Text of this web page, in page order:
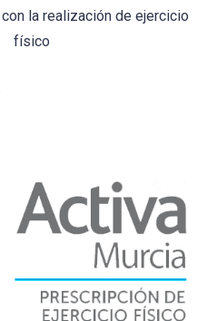
la realización de ejercicio
físico